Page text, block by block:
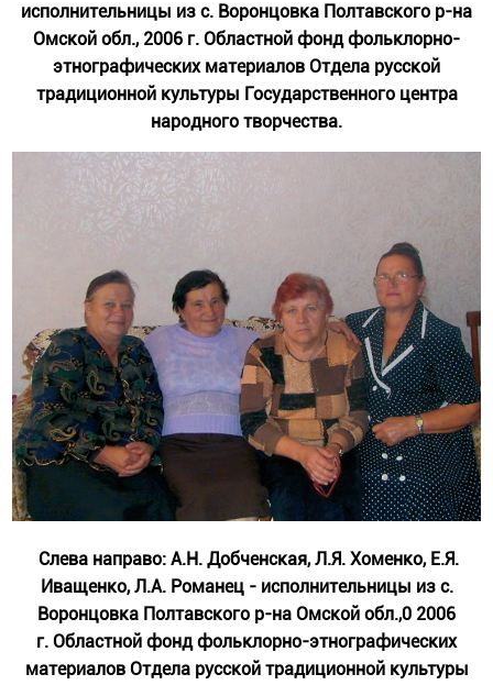
исполнительницы из с. Воронцовка Полтавского р-на
Омской обл., 2006 г. Областной фонд фольклорно-
этнографических материалов Отдела русской
традиционной культуры Государственного центра
народного творчества.
Слева направо: А.Н. Добченская, Л.Я. Хоменко, Е.Я.
Иващенко, Л.А. Романец - исполнительницы из с.
Воронцовка Полтавского р-на Омской обл.,0 2006
г. Областной фонд фольклорно-этнографических
материалов Отдела русской традиционной культуры